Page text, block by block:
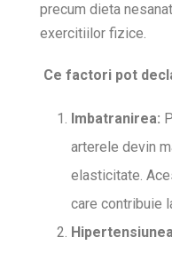
precum dieta
exercitiilor fizice.
Ce factori pot
Imbatranirea:
arterele devin
elasticitate.
care contribuie